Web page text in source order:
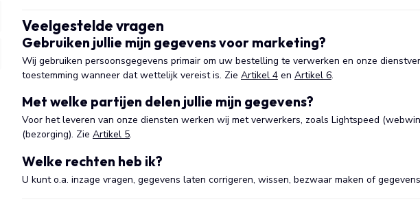
Veelgestelde vragen
Gebruiken jullie mijn gegevens voor marketing?
Wij gebruiken persoonsgegevens primair om uw bestelling te verwerken en onze
toestemming wanneer dat wettelijk vereist is. Zie Artikel 4 en Artikel 6.
Met welke partijen delen jullie mijn gegevens?
Voor het leveren van onze diensten werken wij met verwerkers, zoals Lightspeed
(bezorging). Zie Artikel 5.
Welke rechten heb ik?
U kunt o.a. inzage vragen, gegevens laten corrigeren, wissen, bezwaar maken of